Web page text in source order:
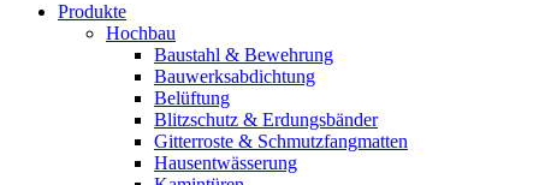
Produkte
Hochbau
Baustahl & Bewehrung
Bauwerksabdichtung
Belüftung
Blitzschutz & Erdungsbänder
Gitterroste & Schmutzfangmatten
Hausentwässerung